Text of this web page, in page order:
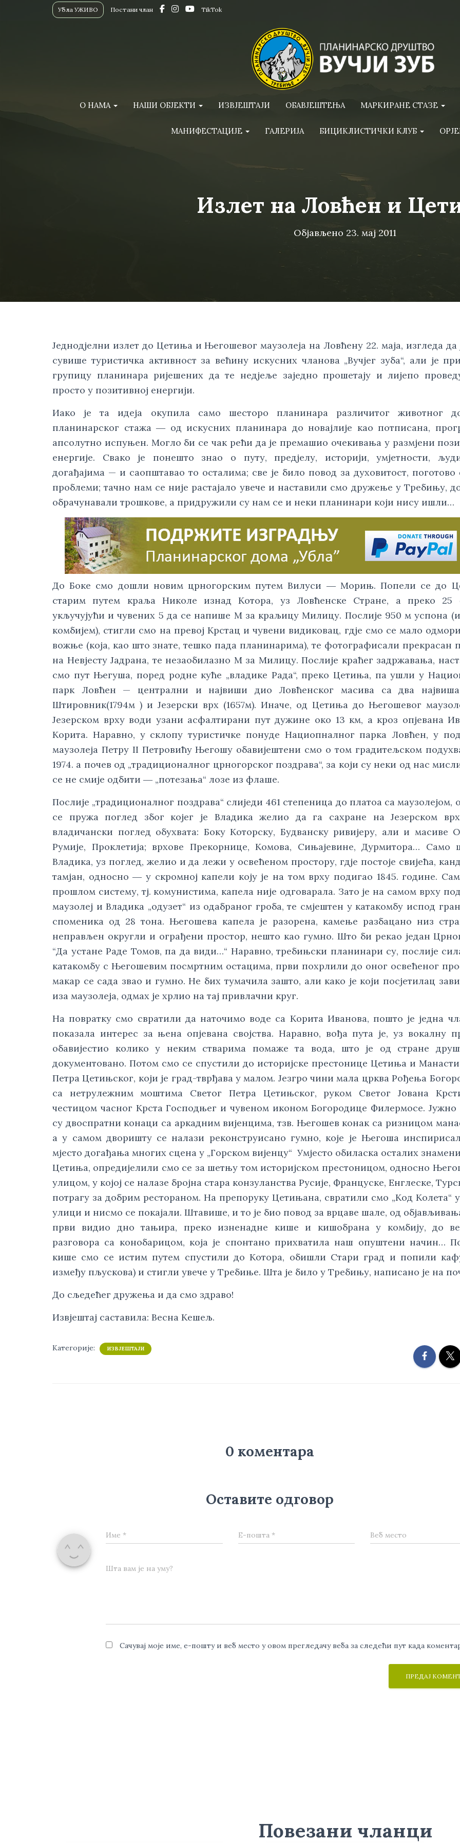
Убла УЖИВО Постани члан TikTok
О НАМА НАШИ ОБЈЕКТИ ИЗВЈЕШТАЈИ ОБАВЈЕШТЕЊА МАРКИРАНЕ СТАЗЕ
МАНИФЕСТАЦИЈЕ ГАЛЕРИЈА БИЦИКЛИСТИЧКИ КЛУБ
Излет на Ловћен и
Објављено 23. мај 2011
Једнодјелни излет до Цетиња и Његошевог маузолеја на Ловћену 22. маја, изгледа да
сувише туристичка активност за већину искусних чланова „Вучјег зуба“, али је
групицу планинара ријешених да те недјеље заједно прошетају и лијепо
просто у позитивној енергији.
Иако је та идеја окупила само шесторо планинара различитог животног
планинарског стажа ― од искусних планинара до новајлије као потписана,
апсолутно испуњен. Могло би се чак рећи да је премашио очекивања у размјени
енергије. Свако је понешто знао о путу, предјелу, историји, умјетности,
догађајима — и саопштавао то осталима; све је било повод за духовитост, поготово
проблеми; тачно нам се није растајало увече и наставили смо дружење у Требињу,
обрачунавали трошкове, а придружили су нам се и неки планинари који нису ишли…
До Боке смо дошли новим црногорским путем Вилуси ― Морињ. Попели се до
старим путем краља Николе изнад Котора, уз Ловћенске Стране, а преко 25
укључујући и чувених 5 да се напише М за краљицу Милицу. Послије 950 м успона
комбијем), стигли смо на превој Крстац и чувени видиковац, гдје смо се мало
вожње (која, као што знате, тешко пада планинарима), те фотографисали прекрасан
на Невјесту Јадрана, те незаобилазно М за Милицу. Послије краћег задржавања,
смо пут Његуша, поред родне куће „владике Рада“, преко Цетиња, па ушли у
парк Ловћен — централни и највиши дио Ловћенског масива са два
Штировник(1794м ) и Језерски врх (1657м). Иначе, од Цетиња до Његошевог
Језерском врху води узани асфалтирани пут дужине око 13 км, а кроз опјевана
Корита. Наравно, у склопу туристичке понуде Нациопналног парка Ловћен, у
маузолеја Петру II Петровићу Његошу обавијештени смо о том градитељском
1974. а почев од „традиционалног црногорског поздрава“, за који су неки од нас
се не смије одбити ― „потезања“ лозе из флаше.
Послије „традиционалног поздрава“ слиједи 461 степеница до платоа са маузолејом,
се пружа поглед због којег је Владика желио да га сахране на Језерском
владичански поглед обухвата: Боку Которску, Будванску ривијеру, али и масиве
Румије, Проклетија; врхове Прекорнице, Комова, Сињајевине, Дурмитора… Само
Владика, уз поглед, желио и да лежи у освећеном простору, гдје постоје свијећа,
тамјан, односно ― у скромној капели коју је на том врху подигао 1845. године.
прошлом систему, тј. комунистима, капела није одговарала. Зато је на самом врху
маузолеј и Владика „одузет“ из одабраног гроба, те смјештен у катакомбу испод
споменика од 28 тона. Његошева капела је разорена, камење разбацано низ
неправљен округли и ограђени простор, нешто као гумно. Што би рекао један
“Да устане Раде Томов, па да види…“ Наравно, требињски планинари су, послије
катакомбу с Његошевим посмртним остацима, први похрлили до оног освећеног
макар се сада звао и гумно. Не бих тумачила зашто, али како је који посјетилац
иза маузолеја, одмах је хрлио на тај привлачни круг.
На повратку смо свратили да наточимо воде са Корита Иванова, пошто је једна
показала интерес за њена опјевана својства. Наравно, вођа пута је, уз вокалну
обавијестио колико у неким стварима помаже та вода, што је од стране
документовано. Потом смо се спустили до историјске престонице Цетиња и
Петра Цетињског, који је град-тврђава у малом. Језгро чини мала црква Рођења
са нетрулежним моштима Светог Петра Цетињског, руком Светог Јована
честицом часног Крста Господњег и чувеном иконом Богородице Филермосе.
су двоспратни конаци са аркадним вијенцима, тзв. Његошев конак са ризницом
а у самом дворишту се налази реконструисано гумно, које је Његоша
мјесто догађања многих сцена у „Горском вијенцу“ Умјесто обиласка осталих
Цетиња, опредијелили смо се за шетњу том историјском престоницом, односно
улицом, у којој се налазе бројна стара конзуланства Русије, Француске, Енглеске,
потрагу за добрим рестораном. На препоруку Цетињана, свратили смо „Код Колета“ у
улици и нисмо се покајали. Штавише, и то је био повод за врцаве шале, од
први видио дно тањира, преко изненадне кише и кишобрана у комбију, до
разговора са конобарицом, која је спонтано прихватила наш опуштени начин…
кише смо се истим путем спустили до Котора, обишли Стари град и попили
између пљускова) и стигли увече у Требиње. Шта је било у Требињу, написано је на
До сљедећег дружења и да смо здраво!
Извјештај саставила: Весна Кешељ.
Категорије: ИЗВЈЕШТАЈИ
0 коментара
Оставите одговор
Име * Е-пошта * Веб место
Шта вам је на уму?
Сачувај моје име, е-пошту и веб место у овом прегледачу веба за следећи пут када
Повезани чланци